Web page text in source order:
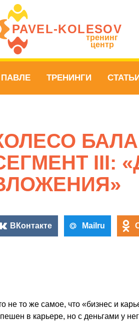
PAVEL‑KOLESOV
тренинг
центр
ТРЕНИНГИ
III:
ВКонтакте Mailru
не то же самое, что «бизнес и
в карьере, но с деньгами у